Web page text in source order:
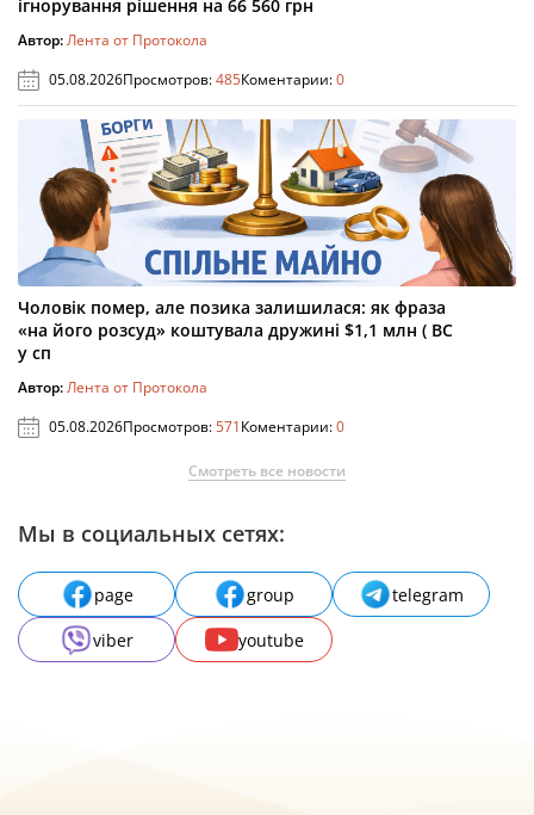
ігнорування рішення на 66 560 грн
Автор:Лента от Протокола
05.08.2026Просмотров:485Коментарии:0
Чоловік помер, але позика залишилася: як фраза
«на його розсуд» коштувала дружині $1,1 млн ( ВС
у сп
Автор:Лента от Протокола
05.08.2026Просмотров:571Коментарии:0
Смотреть все новости
Мы в социальных сетях:
page group
telegram
viber
youtube